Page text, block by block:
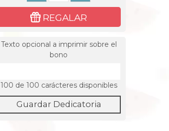
REGALAR
Texto opcional a imprimir sobre el
bono
100 de 100 carácteres disponibles
Guardar Dedicatoria